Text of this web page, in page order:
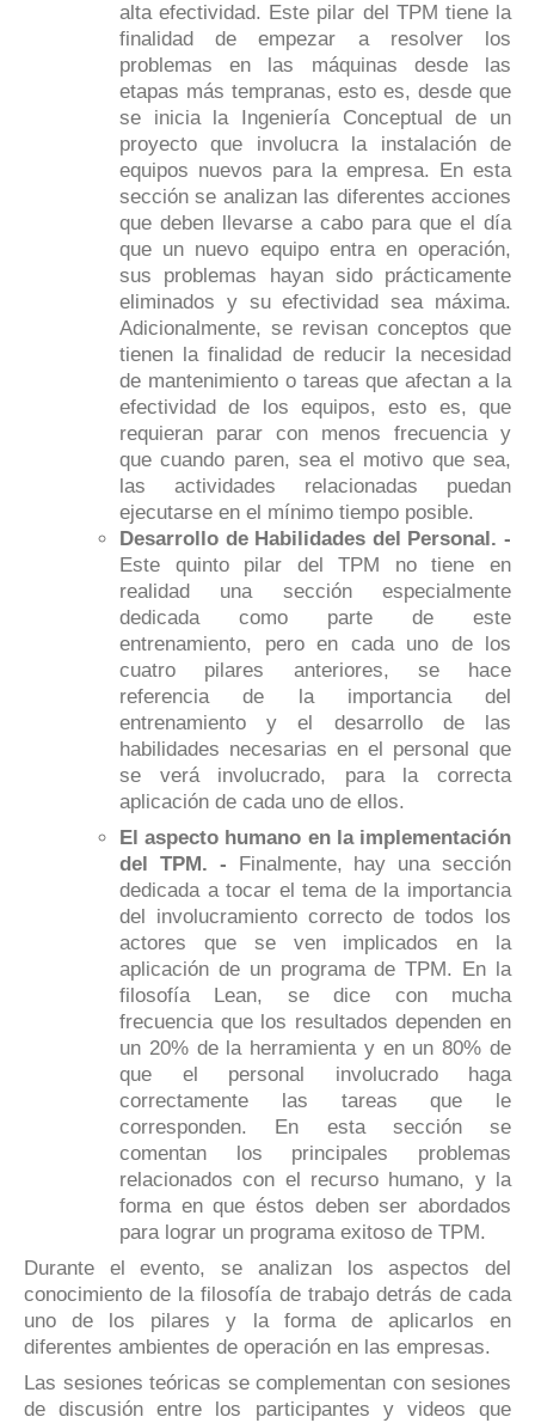
alta efectividad. Este pilar del TPM tiene la
finalidad de empezar a resolver los
problemas en las máquinas desde las
etapas más tempranas, esto es, desde que
se inicia la Ingeniería Conceptual de un
proyecto que involucra la instalación de
equipos nuevos para la empresa. En esta
sección se analizan las diferentes acciones
que deben llevarse a cabo para que el día
que un nuevo equipo entra en operación,
sus problemas hayan sido prácticamente
eliminados y su efectividad sea máxima.
Adicionalmente, se revisan conceptos que
tienen la finalidad de reducir la necesidad
de mantenimiento o tareas que afectan a la
efectividad de los equipos, esto es, que
requieran parar con menos frecuencia y
que cuando paren, sea el motivo que sea,
las actividades relacionadas puedan
ejecutarse en el mínimo tiempo posible.
Desarrollo de Habilidades del Personal. -
Este quinto pilar del TPM no tiene en
realidad una sección especialmente
dedicada como parte de este
entrenamiento, pero en cada uno de los
cuatro pilares anteriores, se hace
referencia de la importancia del
entrenamiento y el desarrollo de las
habilidades necesarias en el personal que
se verá involucrado, para la correcta
aplicación de cada uno de ellos.
El aspecto humano en la implementación
del TPM. -
Finalmente, hay una sección
dedicada a tocar el tema de la importancia
del involucramiento correcto de todos los
actores que se ven implicados en la
aplicación de un programa de TPM. En la
filosofía Lean, se dice con mucha
frecuencia que los resultados dependen en
un 20% de la herramienta y en un 80% de
que el personal involucrado haga
correctamente las tareas que le
corresponden. En esta sección se
comentan los principales problemas
relacionados con el recurso humano, y la
forma en que éstos deben ser abordados
para lograr un programa exitoso de TPM.
Durante el evento, se analizan los aspectos del
conocimiento de la filosofía de trabajo detrás de cada
uno de los pilares y la forma de aplicarlos en
diferentes ambientes de operación en las empresas.
Las sesiones teóricas se complementan con sesiones
de discusión entre los participantes y videos que